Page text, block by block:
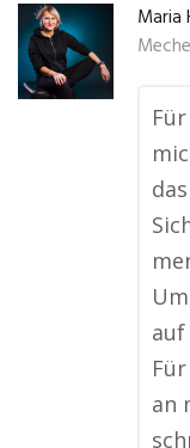
Maria
an